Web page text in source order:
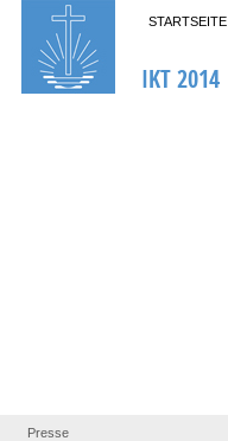
STARTSEITE
IKT 2014
Presse